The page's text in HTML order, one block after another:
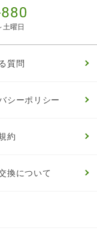
曜日
質問
シーポリシー
約
換について